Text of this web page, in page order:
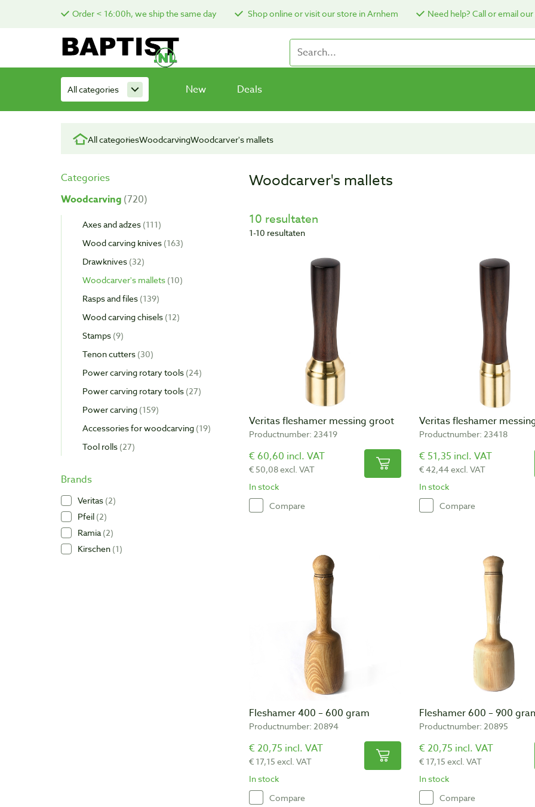
Order < 16:00h, we ship the same day Shop online or visit our store in Arnhem Need help? Call or email
All categories New Deals
All categoriesWoodcarvingWoodcarver's mallets
Categories
Woodcarving 720
Axes and adzes 111
Wood carving knives 163
Drawknives 32
Woodcarver's mallets 10
Rasps and files 139
Wood carving chisels 12
Stamps 9
Tenon cutters 30
Power carving rotary tools 24
Power carving rotary tools 27
Power carving 159
Accessories for woodcarving 19
Tool rolls 27
Brands
Veritas 2
Pfeil 2
Ramia 2
Kirschen 1
Woodcarver's mallets
10 resultaten
1-10 resultaten
Veritas fleshamer messing groot
Productnumber: 23419
€ 60,60 incl. VAT
€ 50,08 excl. VAT
In stock
Compare
Veritas fleshamer
Productnumber: 23418
€ 51,35 incl. VAT
€ 42,44 excl. VAT
In stock
Compare
Fleshamer 400 – 600 gram
Productnumber: 20894
€ 20,75 incl. VAT
€ 17,15 excl. VAT
In stock
Compare
Fleshamer 600 – 900
Productnumber: 20895
€ 20,75 incl. VAT
€ 17,15 excl. VAT
In stock
Compare